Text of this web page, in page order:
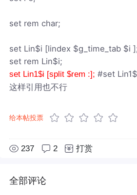
set rem char;
set Lin$i [lindex $g_time_tab $i
set rem Lin$i;
set Lin1$i [split $rem :]; #set
这样引用也不行
给本帖投票
237 2 打赏
全部评论